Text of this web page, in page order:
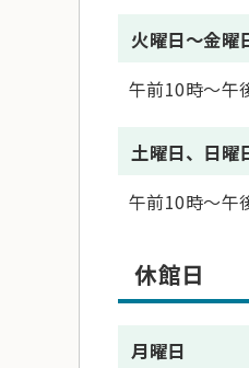
火曜日～金曜
午前10時～午
土曜日、日曜
午前10時～午
休館日
月曜日